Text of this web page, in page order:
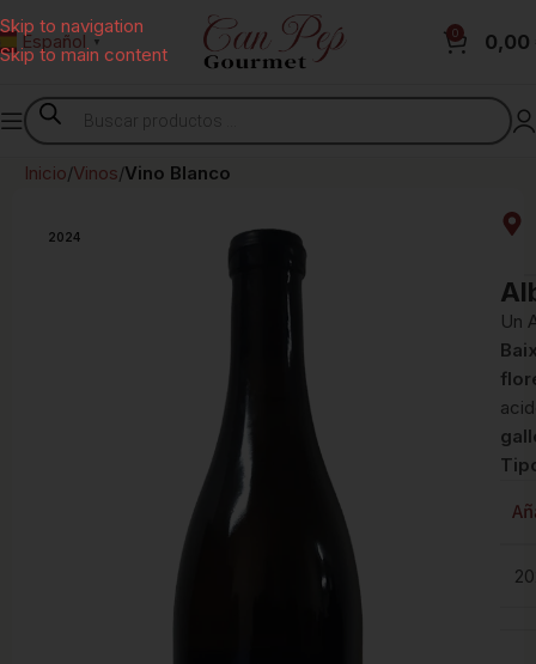
Skip to navigation
Skip to main content
Español ▼
0 0,00
Inicio Vinos Vino Blanco
2024
Un